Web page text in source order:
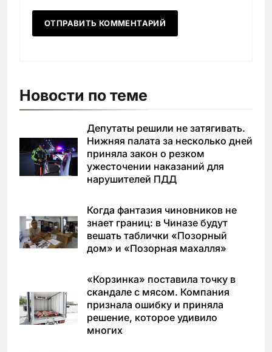
Новости по теме
Депутаты решили не затягивать.
Нижняя палата за несколько дней
приняла закон о резком
ужесточении наказаний для
нарушителей ПДД
Когда фантазия чиновников не
знает границ: в Чиназе будут
вешать таблички «Позорный
дом» и «Позорная махалля»
«Корзинка» поставила точку в
скандале с мясом. Компания
признала ошибку и приняла
решение, которое удивило
многих